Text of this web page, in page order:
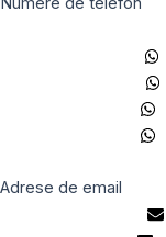
Adrese de email